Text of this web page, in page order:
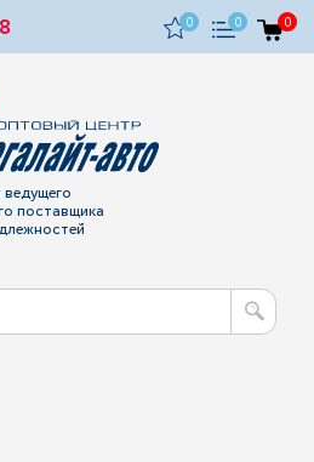
0 0 0
поставщика